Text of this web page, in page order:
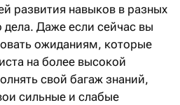
развития навыков в разных
дела. Даже если сейчас вы
ожиданиям, которые
на более высокой
свой багаж знаний,
сильные и слабые